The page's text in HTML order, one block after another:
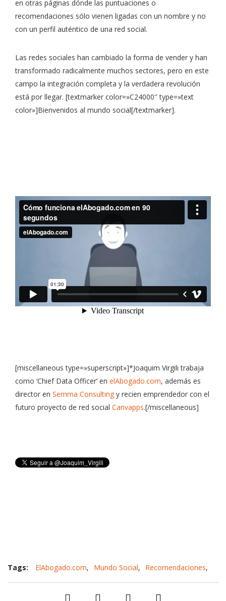
en otras páginas dónde las puntuaciones o
recomendaciones sólo vienen ligadas con un nombre y no
con un perfil auténtico de una red social.
Las redes sociales han cambiado la forma de vender y han
transformado radicalmente muchos sectores, pero en este
campo la integración completa y la verdadera revolución
está por llegar. [textmarker color=»C24000″ type=»text
color»]Bienvenidos al mundo social[/textmarker].
[miscellaneous type=»superscript»]*Joaquim Virgili trabaja
como ‘Chief Data Officer’ en elAbogado.com, además es
director en Semma Consulting y recien emprendedor con el
futuro proyecto de red social Canvapps.[/miscellaneous]
Tags: ElAbogado.com, Mundo Social, Recomendaciones,